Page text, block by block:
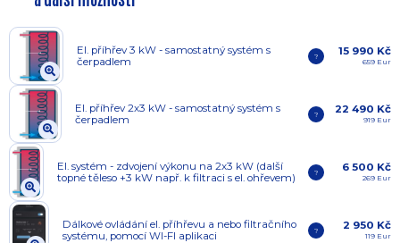
El. příhřev 3 kW - samostatný systém s
čerpadlem
? 15 990 Kč
659 Eur
El. příhřev 2x3 kW - samostatný systém s
čerpadlem
? 22 490 Kč
919 Eur
El. systém - zdvojení výkonu na 2x3 kW (další
topné těleso +3 kW např. k filtraci s el. ohřevem)
? 6 500 Kč
269 Eur
Dálkové ovládání el. příhřevu a nebo filtračního
systému, pomocí WI-FI aplikaci
? 2 950 Kč
119 Eur